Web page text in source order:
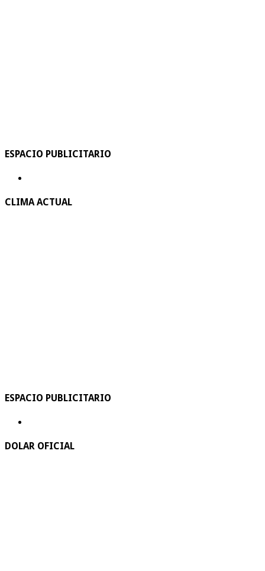
ESPACIO PUBLICITARIO
CLIMA ACTUAL
ESPACIO PUBLICITARIO
DOLAR OFICIAL